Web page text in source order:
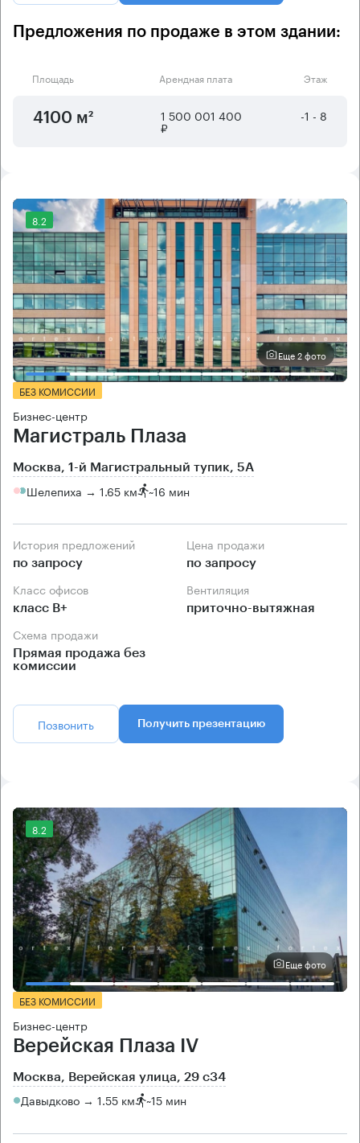
Предложения по продаже в этом здании:
Площадь Арендная плата Этаж
4100 м² 1 500 001 400
₽
-1 - 8
8.2
Еще 2 фото
БЕЗ КОМИССИИ
Бизнес-центр
Магистраль Плаза
Москва, 1-й Магистральный тупик, 5А
Шелепиха → 1.65 км ~16 мин
История предложений
по запросу
Цена продажи
по запросу
Класс офисов
класс B+
Вентиляция
приточно-вытяжная
Схема продажи
Прямая продажа без
комиссии
Позвонить Получить презентацию
8.2
Еще фото
БЕЗ КОМИССИИ
Бизнес-центр
Верейская Плаза IV
Москва, Верейская улица, 29 с34
Давыдково → 1.55 км ~15 мин